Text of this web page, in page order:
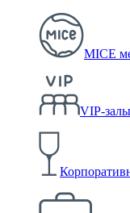
MICE
VIP-